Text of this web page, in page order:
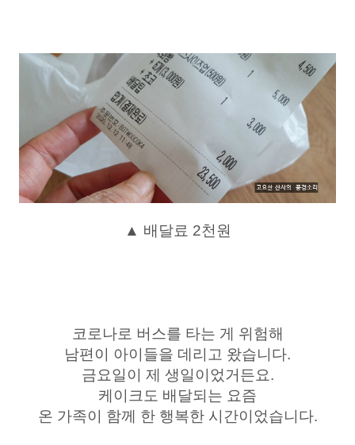
▲ 배달료 2천원
코로나로 버스를 타는 게 위험해
남편이 아이들을 데리고 왔습니다.
금요일이 제 생일이었거든요.
케이크도 배달되는 요즘
온 가족이 함께 한 행복한 시간이었습니다.